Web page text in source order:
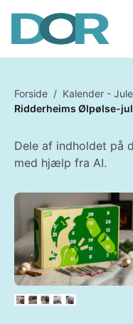
Forside / Kalender -
Ridderheims Ølpølse-
Dele af indholdet på
med hjælp fra AI.